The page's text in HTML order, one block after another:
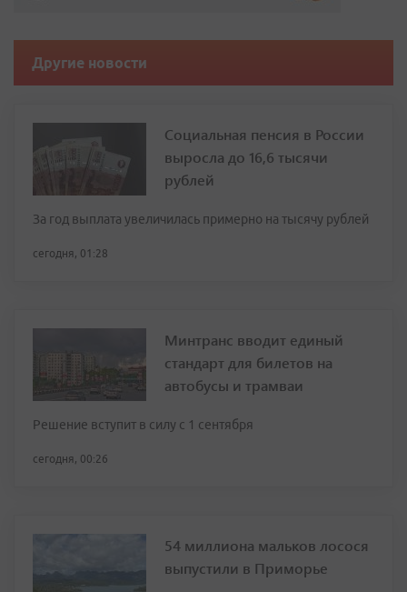
Другие новости
Социальная пенсия в России
выросла до 16,6 тысячи
рублей
За год выплата увеличилась примерно на тысячу рублей
сегодня, 01:28
Минтранс вводит единый
стандарт для билетов на
автобусы и трамваи
Решение вступит в силу с 1 сентября
сегодня, 00:26
54 миллиона мальков лосося
выпустили в Приморье